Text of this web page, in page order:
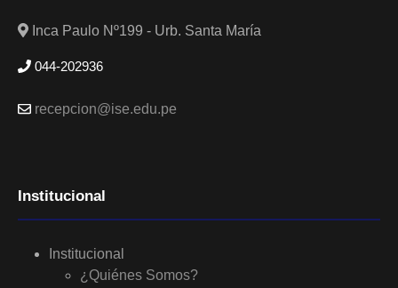
Inca Paulo Nº199 - Urb. Santa María
044-202936
recepcion@ise.edu.pe
Institucional
Institucional
¿Quiénes Somos?